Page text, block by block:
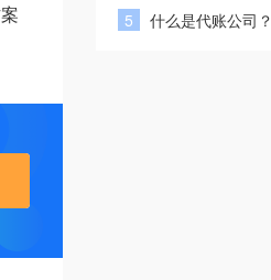
5
什么是代账公司？